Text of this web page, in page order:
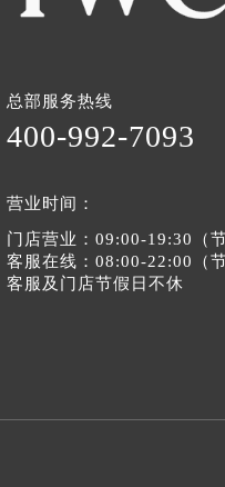
总部服务热线
400-992-7093
营业时间：
门店营业：09:00-19:30（
客服在线：08:00-22:00（
客服及门店节假日不休